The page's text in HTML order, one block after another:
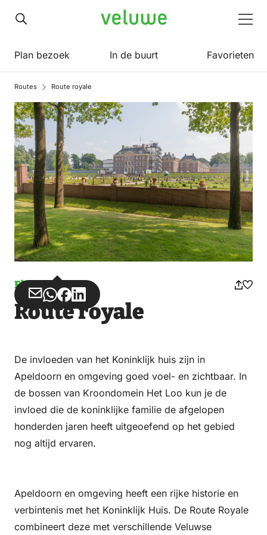
Veluwe
Plan bezoek In de buurt Favorieten
Routes Route royale
Fietsen
Deel
via
Deel
via
Deel
op
Deel
op
Route royale
De invloeden van het Koninklijk huis zijn in
Apeldoorn en omgeving goed voel- en zichtbaar. In
de bossen van Kroondomein Het Loo kun je de
invloed die de koninklijke familie de afgelopen
honderden jaren heeft uitgeoefend op het gebied
nog altijd ervaren.
Apeldoorn en omgeving heeft een rijke historie en
verbintenis met het Koninklijk Huis. De Route Royale
combineert deze met verschillende Veluwse